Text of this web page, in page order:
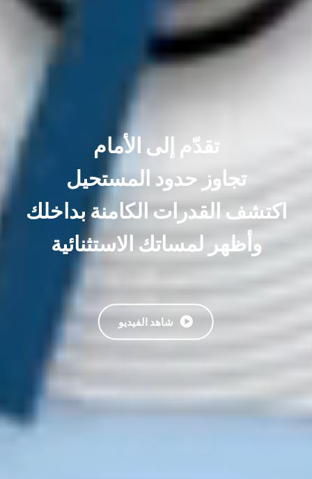
تقدّم إلى الأمام
تجاوز حدود المستحيل
اكتشف القدرات الكامنة بداخلك
وأظهر لمساتك الاستثنائية
شاهد الفيديو